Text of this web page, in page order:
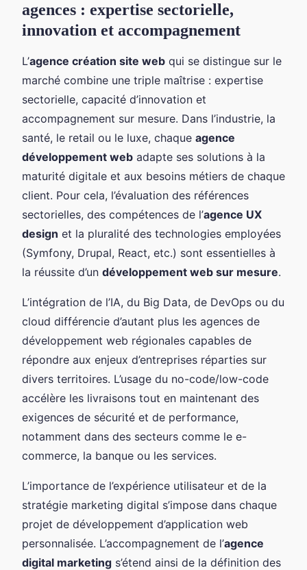
agences : expertise sectorielle,
innovation et accompagnement
L’agence création site web qui se distingue sur le
marché combine une triple maîtrise : expertise
sectorielle, capacité d’innovation et
accompagnement sur mesure. Dans l’industrie, la
santé, le retail ou le luxe, chaque agence
développement web adapte ses solutions à la
maturité digitale et aux besoins métiers de chaque
client. Pour cela, l’évaluation des références
sectorielles, des compétences de l’agence UX
design et la pluralité des technologies employées
(Symfony, Drupal, React, etc.) sont essentielles à
la réussite d’un développement web sur mesure.
L’intégration de l’IA, du Big Data, de DevOps ou du
cloud différencie d’autant plus les agences de
développement web régionales capables de
répondre aux enjeux d’entreprises réparties sur
divers territoires. L’usage du no-code/low-code
accélère les livraisons tout en maintenant des
exigences de sécurité et de performance,
notamment dans des secteurs comme le e-
commerce, la banque ou les services.
L’importance de l’expérience utilisateur et de la
stratégie marketing digital s’impose dans chaque
projet de développement d’application web
personnalisée. L’accompagnement de l’agence
digital marketing s’étend ainsi de la définition des